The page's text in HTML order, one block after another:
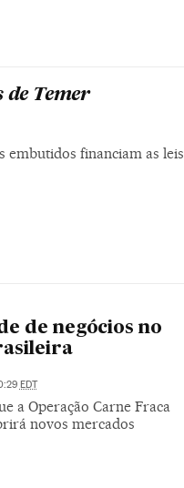
de Temer
embutidos financiam as leis
de negócios no
EDT
a Operação Carne Fraca
novos mercados